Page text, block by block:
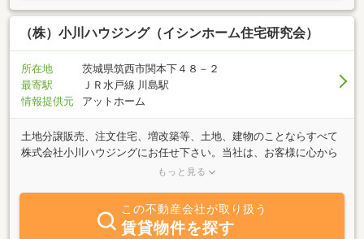
（株）小川ハウジング（イシンホーム住宅研究会）
所在地
茨城県筑西市関本下４８－２
最寄駅
ＪＲ水戸線 川島駅
情報提供元
アットホーム
土地分譲販売、注文住宅、増改築等、土地、建物のことならすべて
株式会社小川ハウジングにお任せ下さい。当社は、お客様に心から
喜んでもらえる住宅・土地を提供したいと考えております。どうぞ
もっと見る
この不動産会社が取り扱う
賃貸物件を探す